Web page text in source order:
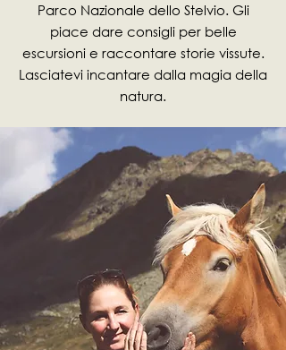
Parco Nazionale dello Stelvio. Gli
piace dare consigli per belle
escursioni e raccontare storie vissute.
Lasciatevi incantare dalla magia della
natura.